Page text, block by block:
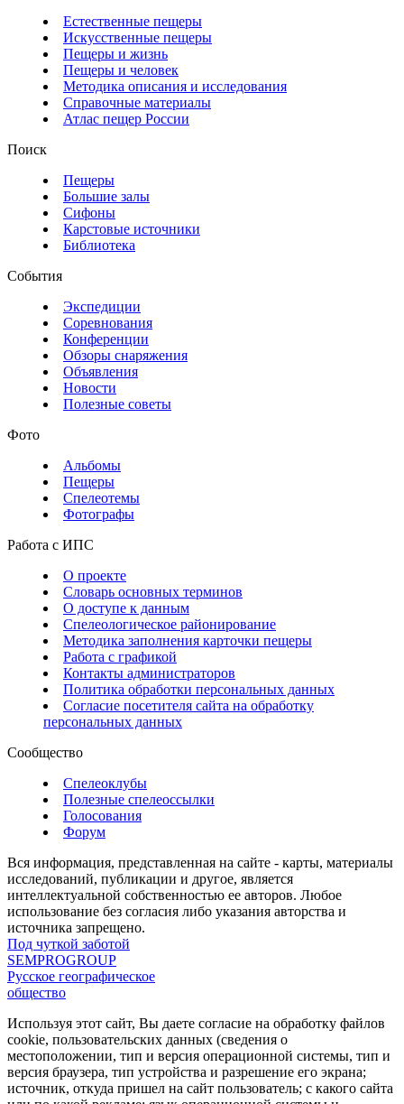
Естественные пещеры
Искусственные пещеры
Пещеры и жизнь
Пещеры и человек
Методика описания и исследования
Справочные материалы
Атлас пещер России
Поиск
Пещеры
Большие залы
Сифоны
Карстовые источники
Библиотека
События
Экспедиции
Соревнования
Конференции
Обзоры снаряжения
Объявления
Новости
Полезные советы
Фото
Альбомы
Пещеры
Спелеотемы
Фотографы
Работа с ИПС
О проекте
Словарь основных терминов
О доступе к данным
Спелеологическое районирование
Методика заполнения карточки пещеры
Работа с графикой
Контакты администраторов
Политика обработки персональных данных
Согласие посетителя сайта на обработку
персональных данных
Сообщество
Спелеоклубы
Полезные спелеоссылки
Голосования
Форум
Вся информация, представленная на сайте - карты, материалы
исследований, публикации и другое, является
интеллектуальной собственностью ее авторов. Любое
использование без согласия либо указания авторства и
источника запрещено.
Под чуткой заботой
SEMPROGROUP
Русское географическое
общество
Используя этот сайт, Вы даете согласие на обработку файлов
cookie, пользовательских данных (сведения о
местоположении, тип и версия операционной системы, тип и
версия браузера, тип устройства и разрешение его экрана;
источник, откуда пришел на сайт пользователь; с какого сайта